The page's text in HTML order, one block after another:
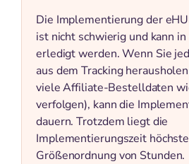
Die Implementierung der
ist nicht schwierig und kann
erledigt werden. Wenn Sie
aus dem Tracking
viele Affiliate-Bestelldaten
verfolgen), kann die
dauern. Trotzdem liegt die
Implementierungszeit
Größenordnung von Stunden.